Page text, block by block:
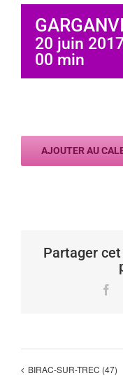
20 juin
00 min
AJOUTER AU
Partager
BIRAC-SUR-TREC (47)